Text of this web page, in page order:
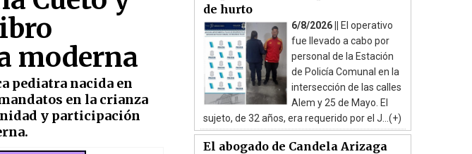
moderna
pediatra nacida en
en la crianza
y participación
de hurto
6/8/2026 ||
El operativo
fue llevado a cabo por
personal de la Estación
de Policía Comunal en la
intersección de las calles
Alem y 25 de Mayo. El
sujeto, de 32 años, era requerido por el J...(+)
El abogado de Candela Arizaga